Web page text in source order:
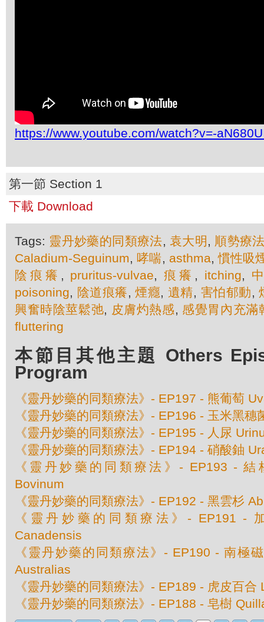
https://www.youtube.com/watch?v=-
第一節 Section 1
下載 Download
Tags: 靈丹妙藥的同類療法, 袁大明 , 順勢療
Caladium-Seguinum, 哮喘, asthma,慣性吸
陰痕癢 , pruritus-vulvae,痕癢 , itching,
poisoning, 陰道痕癢,煙癮, 遺精, 害怕郁動,
興奮時陰莖鬆弛, 皮膚灼熱感, 感覺胃內充滿
fluttering
本節目其他主題 Others
Program
《靈丹妙藥的同類療法》- EP197 - 熊葡萄
《靈丹妙藥的同類療法》- EP196 - 玉米黑
《靈丹妙藥的同類療法》- EP195 - 人尿
《靈丹妙藥的同類療法》- EP194 - 硝酸鈾
《靈丹妙藥的同類療法》- EP193 - 結
Bovinum
《靈丹妙藥的同類療法》- EP192 - 黑雲杉
《靈丹妙藥的同類療法》- EP191 -
Canadensis
《靈丹妙藥的同類療法》- EP190 - 南極
Australias
《靈丹妙藥的同類療法》- EP189 - 虎皮百
《靈丹妙藥的同類療法》- EP188 - 皂樹